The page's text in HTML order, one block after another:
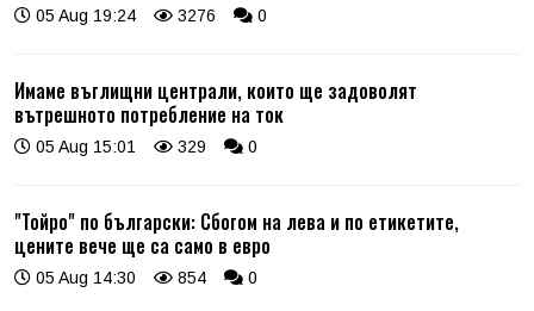
05 Aug 19:24 3276 0
Имаме въглищни централи, които ще задоволят
вътрешното потребление на ток
05 Aug 15:01 329 0
"Тойро" по български: Сбогом на лева и по етикетите,
цените вече ще са само в евро
05 Aug 14:30 854 0